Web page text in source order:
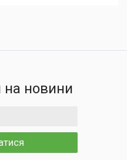
на новини